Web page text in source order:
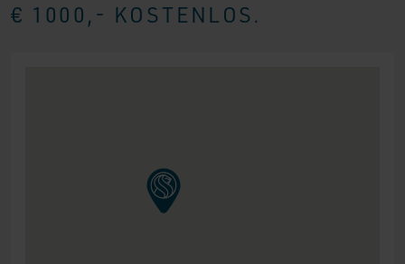
€ 1000,- KOSTENLOS.